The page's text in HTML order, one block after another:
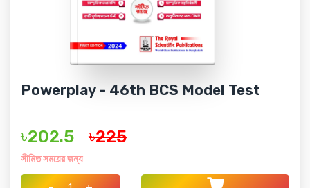
Powerplay - 46th BCS Model Test
৳202.5 ৳225
সীমিত সময়ের জন্য